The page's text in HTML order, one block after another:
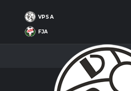
VPS A
FJA